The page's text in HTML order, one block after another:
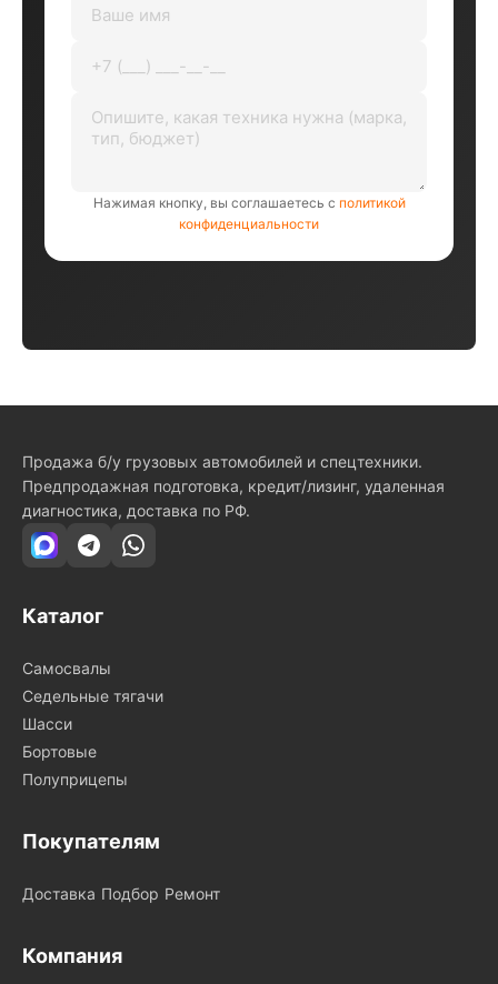
Нажимая кнопку, вы соглашаетесь с политикой
конфиденциальности
Продажа б/у грузовых автомобилей и спецтехники.
Предпродажная подготовка, кредит/лизинг, удаленная
диагностика, доставка по РФ.
Каталог
Самосвалы
Седельные тягачи
Шасси
Бортовые
Полуприцепы
Покупателям
Доставка Подбор Ремонт
Компания